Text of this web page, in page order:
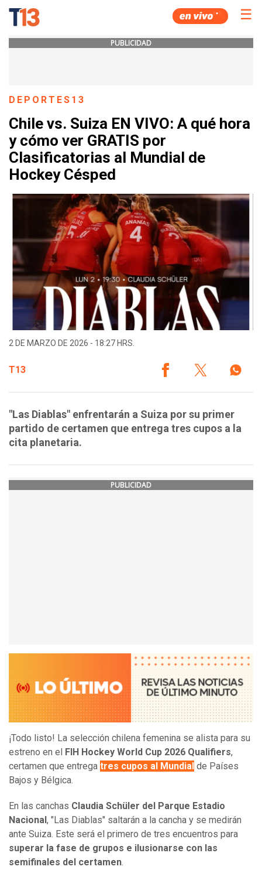
☰
PUBLICIDAD
DEPORTES13
Chile vs. Suiza EN VIVO: A qué hora
y cómo ver GRATIS por
Clasificatorias al Mundial de
Hockey Césped
2 DE MARZO DE 2026 - 18:27 HRS.
T13
"Las Diablas" enfrentarán a Suiza por su primer
partido de certamen que entrega tres cupos a la
cita planetaria.
PUBLICIDAD
¡Todo listo! La selección chilena femenina se alista para su
estreno en el
FIH Hockey World Cup 2026 Qualifiers,
certamen que entrega tres cupos al Mundial de Países
Bajos y Bélgica.
En las canchas Claudia Schüler del Parque Estadio
Nacional , "Las Diablas" saltarán a la cancha y se medirán
ante Suiza. Este será el primero de tres encuentros para
superar la fase de grupos e ilusionarse con las
semifinales del certamen.